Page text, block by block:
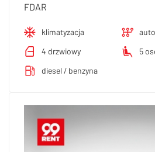
FDAR
klimatyzacja
4 drzwiowy
5
diesel / benzyna